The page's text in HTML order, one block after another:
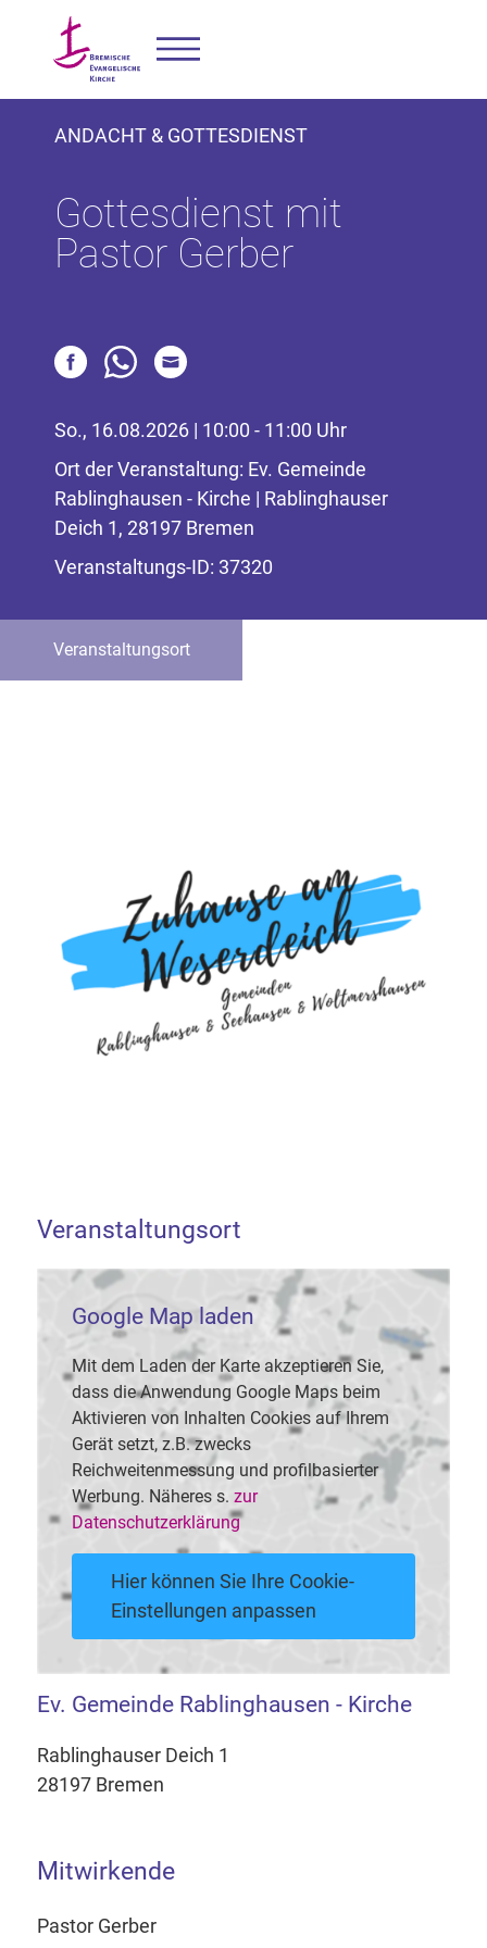
ANDACHT & GOTTESDIENST
Gottesdienst mit
Pastor Gerber
So., 16.08.2026 | 10:00 - 11:00 Uhr
Ort der Veranstaltung: Ev. Gemeinde
Rablinghausen - Kirche | Rablinghauser
Deich 1, 28197 Bremen
Veranstaltungs-ID: 37320
Veranstaltungsort
Veranstaltungsort
Google Map laden
Mit dem Laden der Karte akzeptieren Sie,
dass die Anwendung Google Maps beim
Aktivieren von Inhalten Cookies auf Ihrem
Gerät setzt, z.B. zwecks
Reichweitenmessung und profilbasierter
Werbung. Näheres s. zur
Datenschutzerklärung
Hier können Sie Ihre Cookie-
Einstellungen anpassen
Ev. Gemeinde Rablinghausen - Kirche
Rablinghauser Deich 1
28197 Bremen
Mitwirkende
Pastor Gerber